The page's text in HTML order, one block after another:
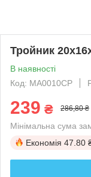
Тройник
В наявності
Код: MA0010CP
239 ₴ 286,80 ₴
Мінімальна сума
Економія 47.80